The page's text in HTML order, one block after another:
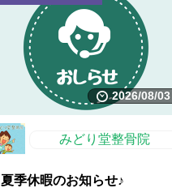
2026/08/03
みどり堂整骨院
夏季休暇のお知らせ♪